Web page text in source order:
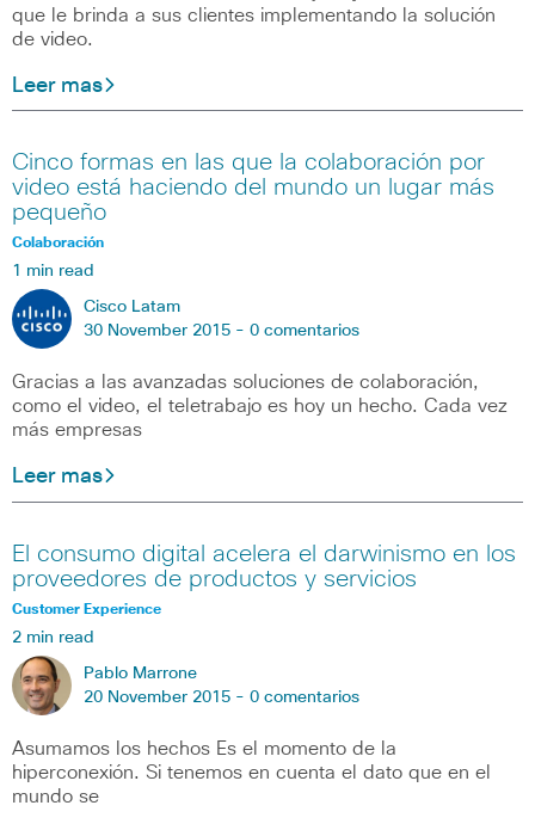
que le brinda a sus clientes implementando la solución
de video.
Leer mas
Cinco formas en las que la colaboración por
video está haciendo del mundo un lugar más
pequeño
Colaboración
1 min read
Cisco Latam
30 November 2015 - 0 comentarios
Gracias a las avanzadas soluciones de colaboración,
como el video, el teletrabajo es hoy un hecho. Cada vez
más empresas
Leer mas
El consumo digital acelera el darwinismo en los
proveedores de productos y servicios
Customer Experience
2 min read
Pablo Marrone
20 November 2015 - 0 comentarios
Asumamos los hechos Es el momento de la
hiperconexión. Si tenemos en cuenta el dato que en el
mundo se